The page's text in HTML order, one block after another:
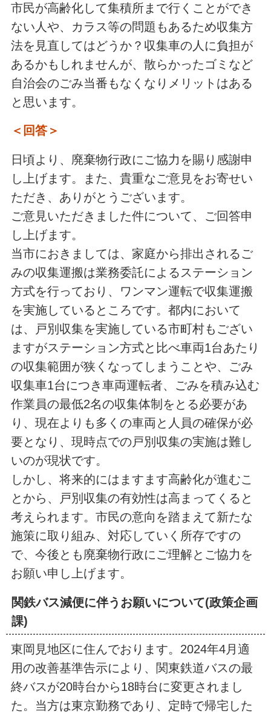
市民が高齢化して集積所まで行くことができ
ない人や、カラス等の問題もあるため収集方
法を見直してはどうか？収集車の人に負担が
あるかもしれませんが、散らかったゴミなど
自治会のごみ当番もなくなりメリットはある
と思います。
＜回答＞
日頃より、廃棄物行政にご協力を賜り感謝申
し上げます。また、貴重なご意見をお寄せい
ただき、ありがとうございます。
ご意見いただきました件について、ご回答申
し上げます。
当市におきましては、家庭から排出されるご
みの収集運搬は業務委託によるステーション
方式を行っており、ワンマン運転で収集運搬
を実施しているところです。都内において
は、戸別収集を実施している市町村もござい
ますがステーション方式と比べ車両1台あたり
の収集範囲が狭くなってしまうことや、ごみ
収集車1台につき車両運転者、ごみを積み込む
作業員の最低2名の収集体制をとる必要があ
り、現在よりも多くの車両と人員の確保が必
要となり、現時点での戸別収集の実施は難し
いのが現状です。
しかし、将来的にはますます高齢化が進むこ
とから、戸別収集の有効性は高まってくると
考えられます。市民の意向を踏まえて新たな
施策に取り組み、対応していく所存ですの
で、今後とも廃棄物行政にご理解とご協力を
お願い申し上げます。
関鉄バス減便に伴うお願いについて(政策企画
課)
東岡見地区に住んでおります。2024年4月適
用の改善基準告示により、関東鉄道バスの最
終バスが20時台から18時台に変更されまし
た。当方は東京勤務であり、定時で帰宅した